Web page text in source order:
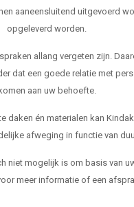
aaneensluitend uitgevoerd
opgeleverd worden.
allang vergeten zijn.
dat een goede relatie met
komen aan uw behoefte.
daken én materialen kan
afweging in functie van
mogelijk is om basis van
meer informatie of een